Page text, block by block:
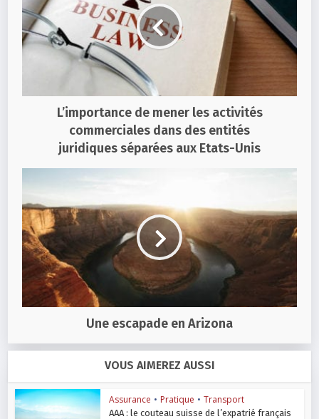
L’importance de mener les activités
commerciales dans des entités
juridiques séparées aux Etats-Unis
Une escapade en Arizona
VOUS AIMEREZ AUSSI
Assurance • Pratique • Transport
AAA : le couteau suisse de l’expatrié français